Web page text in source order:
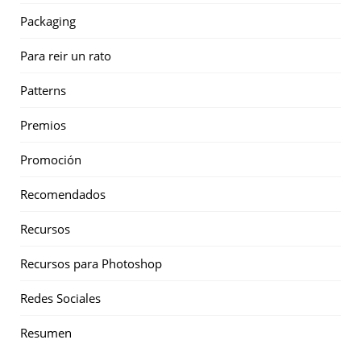
Packaging
Para reir un rato
Patterns
Premios
Promoción
Recomendados
Recursos
Recursos para Photoshop
Redes Sociales
Resumen